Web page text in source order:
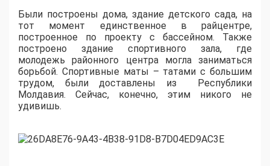
Были построены дома, здание детского сада, на
тот момент единственное в райцентре,
построенное по проекту с бассейном. Также
построено здание спортивного зала, где
молодежь районного центра могла заниматься
борьбой. Спортивные маты – татами с большим
трудом, были доставлены из Республики
Молдавия. Сейчас, конечно, этим никого не
удивишь.